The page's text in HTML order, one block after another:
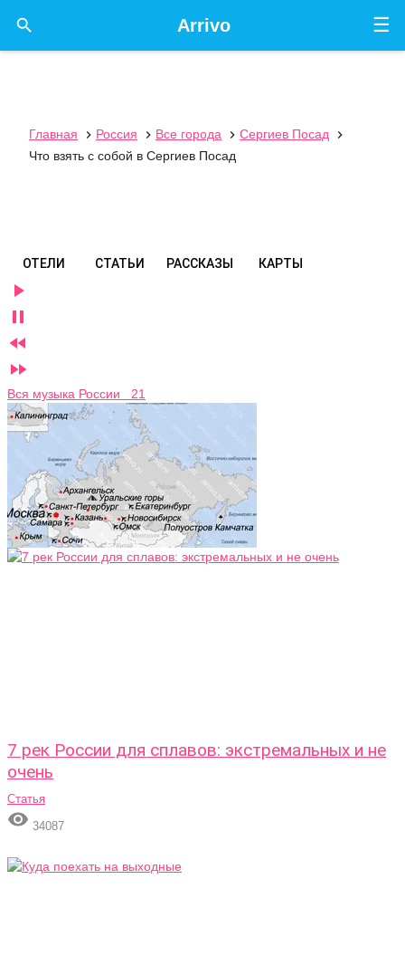
☰
Arrivo

Главная  Россия  Все города  Сергиев Посад

Что взять с собой в Сергиев Посад
ОТЕЛИ СТАТЬИ РАССКАЗЫ КАРТЫ




Вся музыка России 21
7 рек России для сплавов: экстремальных и не
очень
Статья
 34087